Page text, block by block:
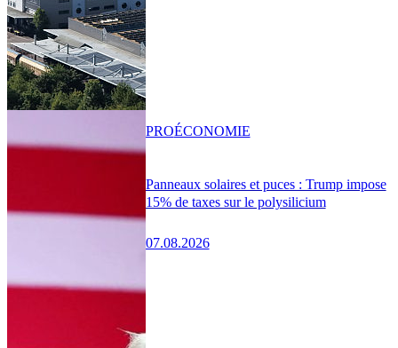
Panneaux solaires et puces : Trump impose
15% de taxes sur le polysilicium
07.08.2026
PROÉCONOMIE